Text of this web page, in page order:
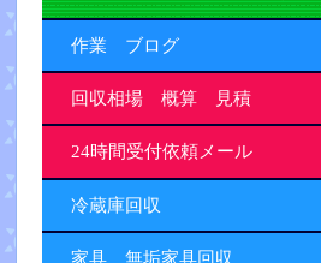
作業 ブログ
回収相場 概算 見積
24時間受付依頼メール
冷蔵庫回収
家具 無垢家具回収